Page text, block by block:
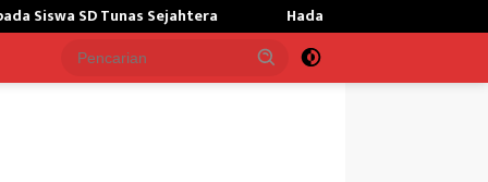
Hadapi Potensi El Nino,Bulog Lampung Perkuat